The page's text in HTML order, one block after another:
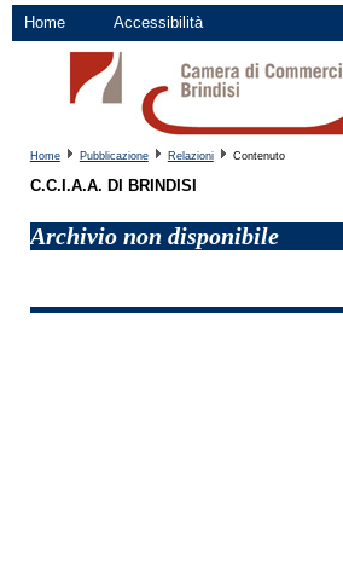
Home Accessibilità
Home Pubblicazione Relazioni Contenuto
C.C.I.A.A. DI BRINDISI
Archivio non disponibile